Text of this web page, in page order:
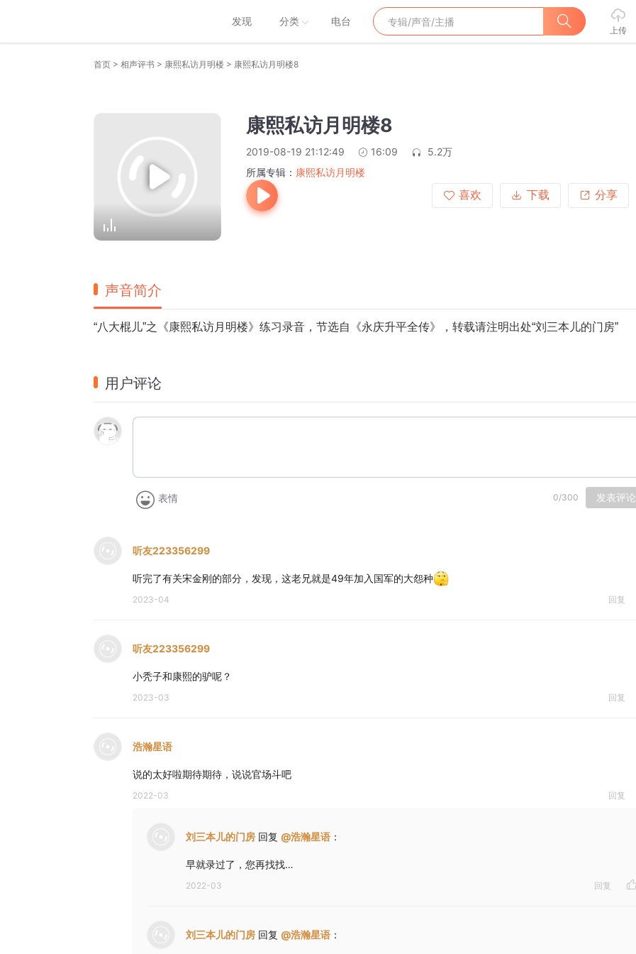
发现 分类 电台
上传
首页 > 相声评书 > 康熙私访月明楼 > 康熙私访月明楼8
康熙私访月明楼8
2019-08-19 21:12:49 16:09
5.2万
所属专辑： 康熙私访月明楼
喜欢
下载 分享
声音简介
“八大棍儿”之《康熙私访月明楼》练习录音，节选自《永庆升平全传》，转载请注明出处“刘三本儿的门房”
用户评论
表情 0/300 发表评论
听友223356299
听完了有关宋金刚的部分，发现，这老兄就是49年加入国军的大怨种
2023-04 回复
听友223356299
小秃子和康熙的驴呢？
2023-03 回复
浩瀚星语
说的太好啦期待期待，说说官场斗吧
2022-03 回复
刘三本儿的门房 回复 @浩瀚星语 ：
早就录过了，您再找找…
2022-03 回复
刘三本儿的门房 回复 @浩瀚星语 ：